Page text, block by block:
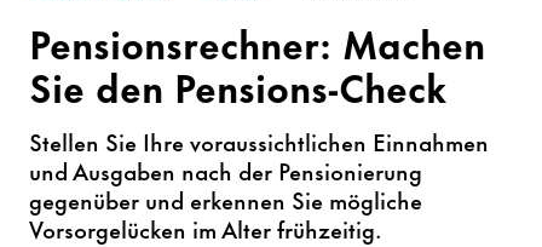
Pensionsrechner: Machen
Sie den Pensions-Check
Stellen Sie Ihre voraussichtlichen Einnahmen
und Ausgaben nach der Pensionierung
gegenüber und erkennen Sie mögliche
Vorsorgelücken im Alter frühzeitig.